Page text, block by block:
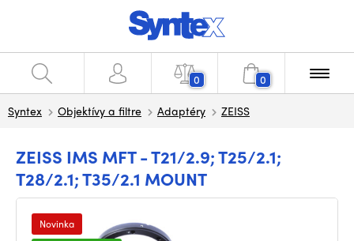
0 0
Syntex Objektívy a filtre Adaptéry ZEISS
ZEISS IMS MFT - T21/2.9; T25/2.1;
T28/2.1; T35/2.1 MOUNT
Novinka